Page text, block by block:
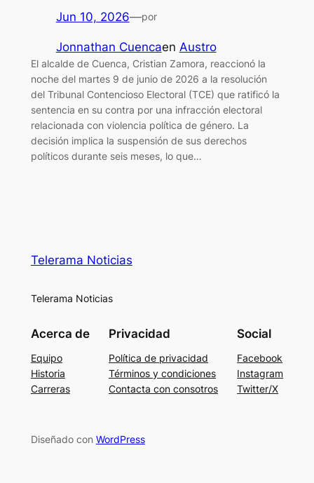
Jun 10, 2026—por
Jonnathan Cuencaen Austro
El alcalde de Cuenca, Cristian Zamora, reaccionó la
noche del martes 9 de junio de 2026 a la resolución
del Tribunal Contencioso Electoral (TCE) que ratificó la
sentencia en su contra por una infracción electoral
relacionada con violencia política de género. La
decisión implica la suspensión de sus derechos
políticos durante seis meses, lo que…
Telerama Noticias
Telerama Noticias
Acerca de
Equipo
Historia
Carreras
Privacidad
Política de privacidad
Términos y condiciones
Contacta con consotros
Social
Facebook
Instagram
Twitter/X
Diseñado con WordPress